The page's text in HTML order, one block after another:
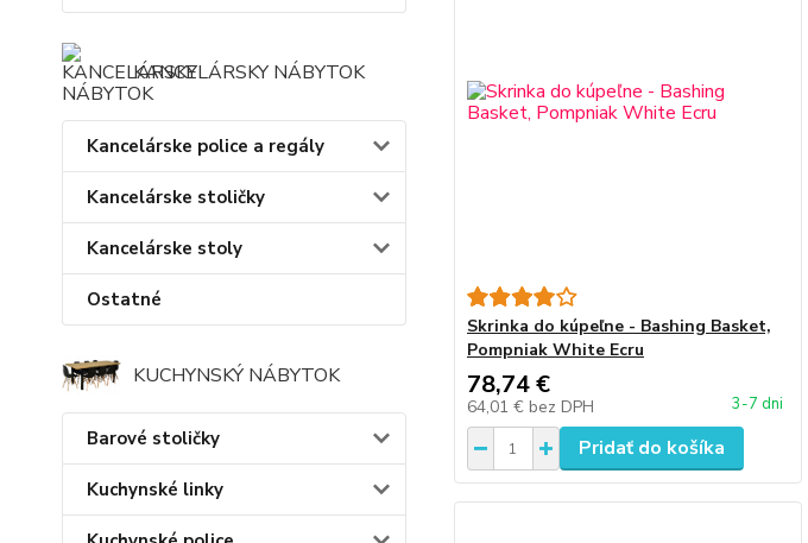
KANCELÁRSKY NÁBYTOK
Kancelárske police a regály
Kancelárske stoličky
Kancelárske stoly
Ostatné
KUCHYNSKÝ NÁBYTOK
Barové stoličky
Kuchynské linky
Skrinka do kúpeľne - Bashing Basket,
Pompniak White Ecru
78,74 €
64,01 € bez DPH 3-7 dni
Pridať do košíka